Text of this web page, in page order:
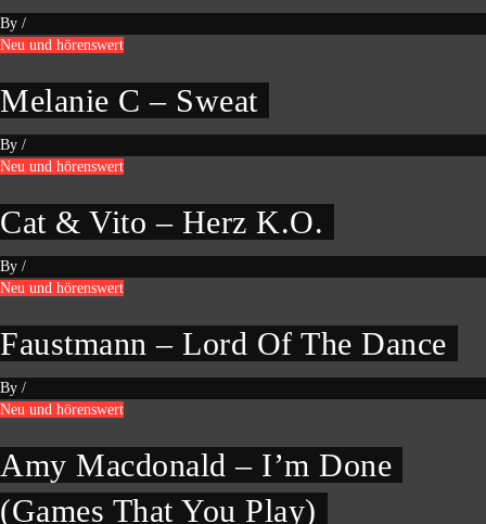
By /
Neu und hörenswert
Melanie C – Sweat
By /
Neu und hörenswert
Cat & Vito – Herz K.O.
By /
Neu und hörenswert
Faustmann – Lord Of The Dance
By /
Neu und hörenswert
Amy Macdonald – I’m Done
(Games That You Play)